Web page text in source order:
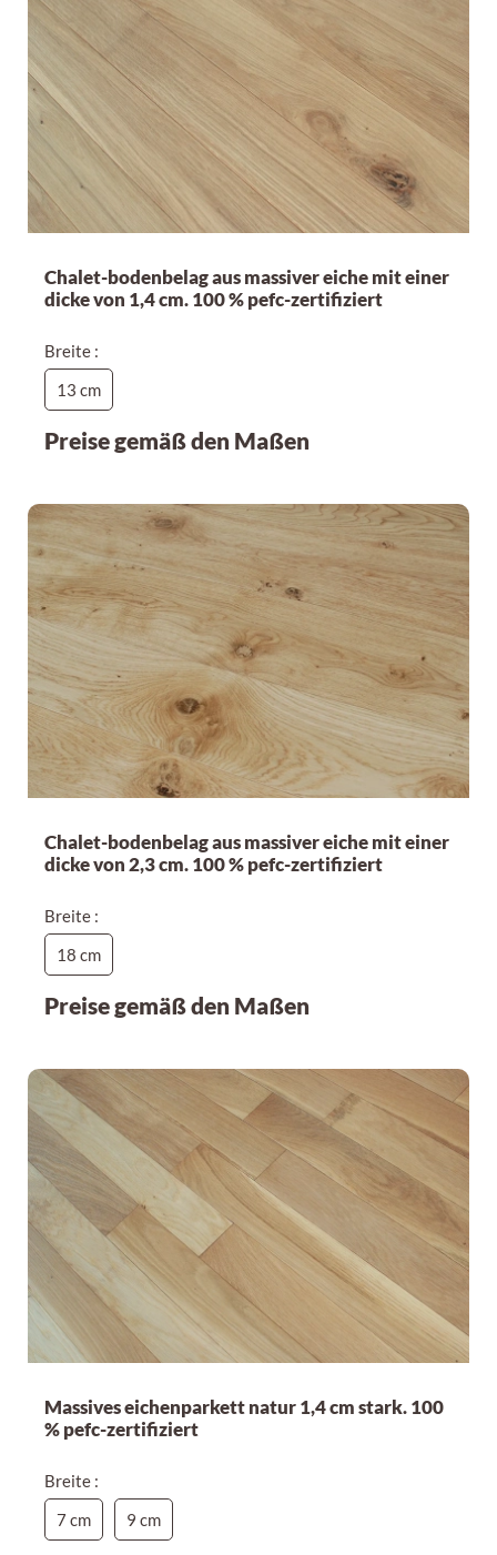
Chalet-bodenbelag aus massiver eiche mit einer
dicke von 1,4 cm. 100 % pefc-zertifiziert
Breite :
13 cm
Preise gemäß den Maßen
Chalet-bodenbelag aus massiver eiche mit einer
dicke von 2,3 cm. 100 % pefc-zertifiziert
Breite :
18 cm
Preise gemäß den Maßen
Massives eichenparkett natur 1,4 cm stark. 100
% pefc-zertifiziert
Breite :
7 cm
9 cm